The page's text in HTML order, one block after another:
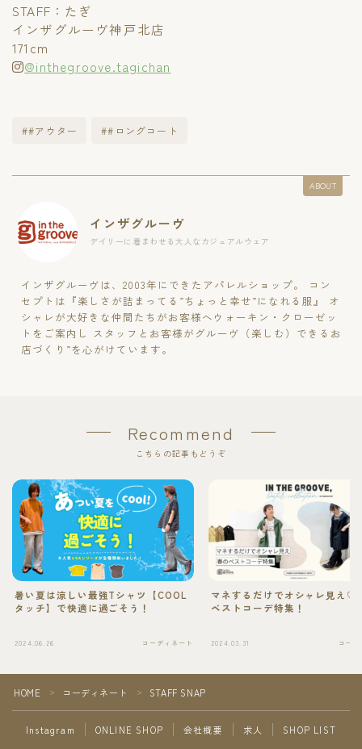
STAFF：たぎ
インザグルーヴ神戸北店
171cm
@inthegroove.tagichan
##アウター ##ロングコート
ABOUT
インザグルーヴ
デイリーに着まわせる大人なカジュアルウェア
インザグルーヴは、2003年にできたアパレルショップ。 コン
セプトは『楽しさが詰まってる”ちょっと幸せ”になれる服』 オ
シャレが大好きな仲間たちがお客様へウォーキン・クローゼッ
トをご案内し スタッフとお客様がグルーヴ（楽しむ）できるお
店づくり”を心がけています。
Recommend
こちらの記事もどうぞ
暑い夏は涼しい最強Tシャツ【COOL
タッチ】で快適に過ごそう！
2024.06.26 コーディネート
マネするだけでオシャレ見え♡
ベストコーデ特集！
2024.03.31 コー
HOME ＞ コーディネート ＞ STAFF SNAP
Instagram ONLINE SHOP 会社概要 求人 SHOP LIST